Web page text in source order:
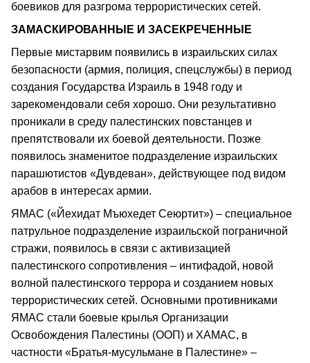
боевиков для разгрома террористических сетей.
ЗАМАСКИРОВАННЫЕ И ЗАСЕКРЕЧЕННЫЕ
Первые мистарвим появились в израильских силах
безопасности (армия, полиция, спецслужбы) в период
создания Государства Израиль в 1948 году и
зарекомендовали себя хорошо. Они результативно
проникали в среду палестинских повстанцев и
препятствовали их боевой деятельности. Позже
появилось знаменитое подразделение израильских
парашютистов «Дувдеван», действующее под видом
арабов в интересах армии.
ЯМАС («Йехидат Мъюхедет Сеюртит») – специальное
патрульное подразделение израильской пограничной
стражи, появилось в связи с активизацией
палестинского сопротивления – интифадой, новой
волной палестинского террора и созданием новых
террористических сетей. Основными противниками
ЯМАС стали боевые крылья Организации
Освобождения Палестины (ООП) и ХАМАС, в
частности «Братья-мусульмане в Палестине» –